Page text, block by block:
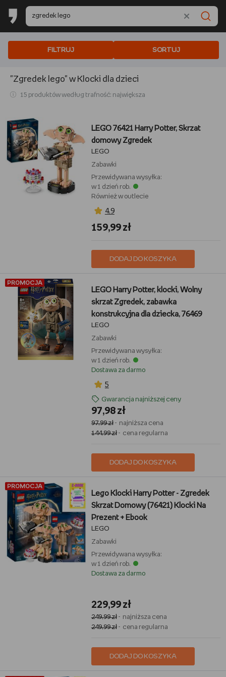
FILTRUJ SORTUJ
"Zgredek lego" w Klocki dla dzieci
15 produktów według trafność: największa
LEGO 76421 Harry Potter, Skrzat
domowy Zgredek
LEGO
Zabawki
Przewidywana wysyłka:
w 1 dzień rob.
Również w outlecie
4,9
159,99 zł
DODAJ DO KOSZYKA
PROMOCJA
LEGO Harry Potter, klocki, Wolny
skrzat Zgredek, zabawka
konstrukcyjna dla dziecka, 76469
LEGO
Zabawki
Przewidywana wysyłka:
w 1 dzień rob.
Dostawa za darmo
5
Gwarancja najniższej ceny
97,98 zł
97,99 zł- najniższa cena
144,99 zł- cena regularna
DODAJ DO KOSZYKA
PROMOCJA
Lego Klocki Harry Potter - Zgredek
Skrzat Domowy (76421) Klocki Na
Prezent + Ebook
LEGO
Zabawki
Przewidywana wysyłka:
w 1 dzień rob.
Dostawa za darmo
229,99 zł
249,99 zł- najniższa cena
249,99 zł- cena regularna
DODAJ DO KOSZYKA